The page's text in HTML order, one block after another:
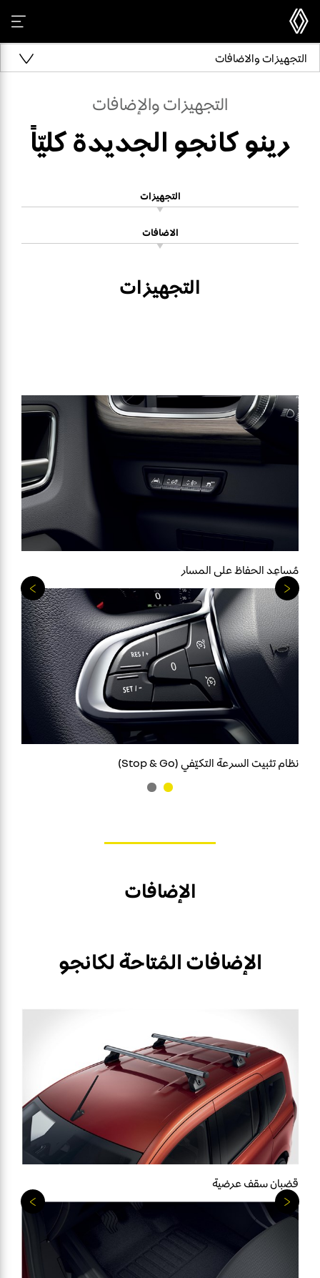
التجهيزات والاضافات
التجهيزات والإضافات
رينو كانجو الجديدة كليّاً
التجهيزات
الاضافات
التجهيزات
مُساعِد الحفاظ على المسار
نظام تثبيت السرعة التكيّفي (Stop & Go)
الإضافات
الإضافات المُتاحة لكانجو
قضبان سقف عرضية